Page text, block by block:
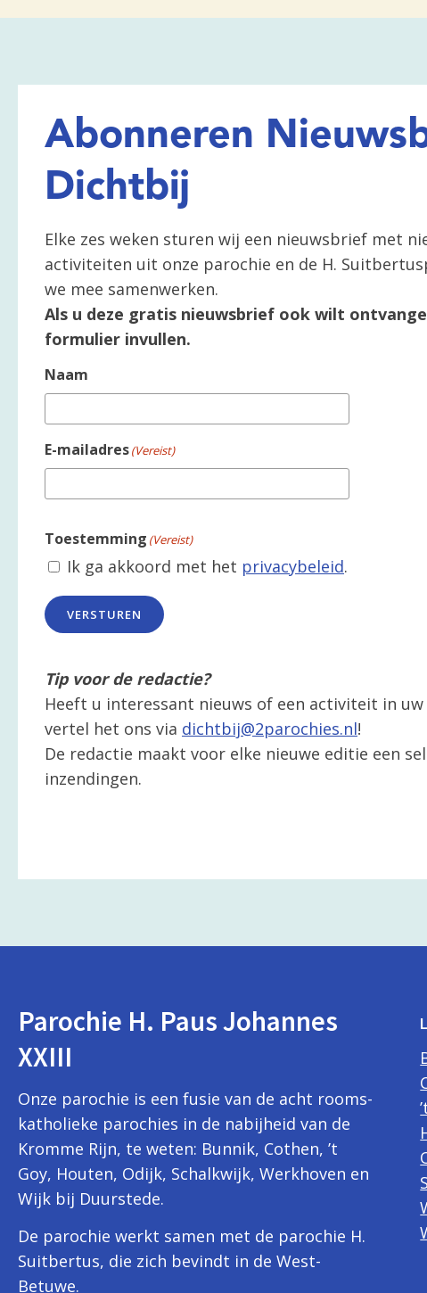
Abonneren
Dichtbij
Elke zes weken sturen wij een nieuwsbrief met
activiteiten uit onze parochie en de H.
we mee samenwerken.
Als u deze gratis nieuwsbrief ook wilt
formulier invullen.
Naam
E-mailadres(Vereist)
Toestemming (Vereist)
Ik ga akkoord met het privacybeleid.
VERSTUREN
Tip voor de redactie?
Heeft u interessant nieuws of een activiteit in uw
vertel het ons via dichtbij@2parochies.nl!
De redactie maakt voor elke nieuwe editie een
inzendingen.
Parochie H. Paus Johannes
XXIII
Onze parochie is een fusie van de acht rooms-
katholieke parochies in de nabijheid van de
Kromme Rijn, te weten: Bunnik, Cothen, ’t
Goy, Houten, Odijk, Schalkwijk, Werkhoven en
Wijk bij Duurstede.
De parochie werkt samen met de parochie H.
Suitbertus, die zich bevindt in de West-
Betuwe.